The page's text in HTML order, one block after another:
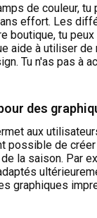
de couleur,
effort. Les
boutique, tu
aide à utiliser
Tu n'as pas à
des
aux
possible de
la saison. Par
graphiques